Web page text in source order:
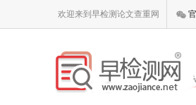
欢迎来到早检测论文查重网